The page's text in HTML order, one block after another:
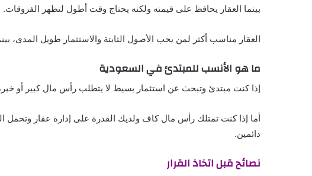
بينما العقار يحافظ على قيمته ولكنه يحتاج وقت أطول لتظهر الفروقات.
العقار مناسب أكثر لمن يحب الأصول الثابتة والاستثمار طويل
ما هو الأنسب للمبتدئ في السعودية
إذا كنت مبتدئ وتبحث عن استثمار بسيط لا يتطلب رأس مال كبير أو
أما إذا كنت تمتلك رأس مال كاف ولديك القدرة على إدارة عقار وتحمل
دائمين.
نصائح قبل اتخاذ القرار